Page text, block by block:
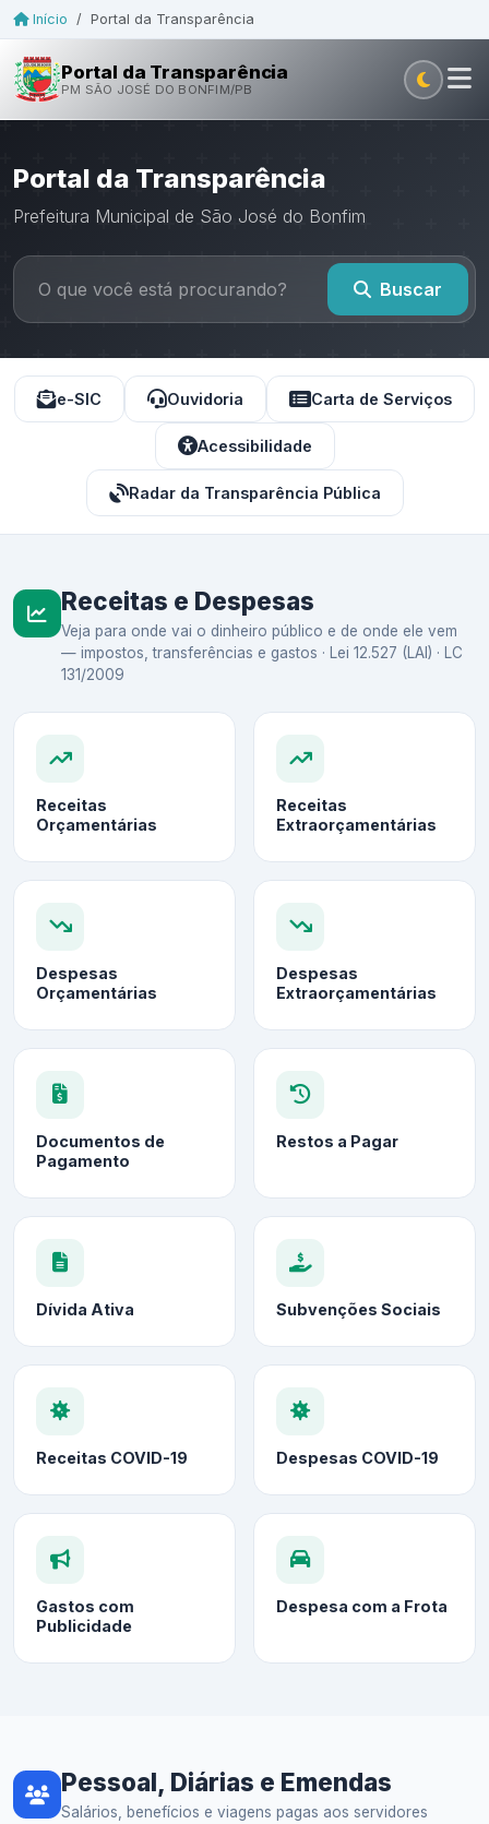
Início / Portal da Transparência
Portal da Transparência
PM SÃO JOSÉ DO BONFIM/PB
Portal da Transparência
Prefeitura Municipal de São José do Bonfim
Buscar
e-SIC Ouvidoria Carta de Serviços
Acessibilidade
Radar da Transparência Pública
Receitas e Despesas
Veja para onde vai o dinheiro público e de onde ele vem
— impostos, transferências e gastos · Lei 12.527 (LAI) · LC
131/2009
Receitas
Orçamentárias
Receitas
Extraorçamentárias
Despesas
Orçamentárias
Despesas
Extraorçamentárias
Documentos de
Pagamento
Restos a Pagar
Dívida Ativa Subvenções Sociais
Receitas COVID-19 Despesas COVID-19
Gastos com
Publicidade
Despesa com a Frota
Pessoal, Diárias e Emendas
Salários, benefícios e viagens pagas aos servidores